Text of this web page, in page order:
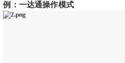
例：一达通操作模式